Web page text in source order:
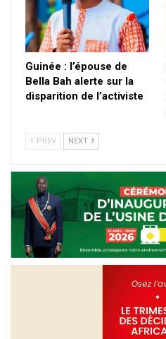
Guinée : l’épouse de
Bella Bah alerte sur la
disparition de l’activiste
PREV NEXT